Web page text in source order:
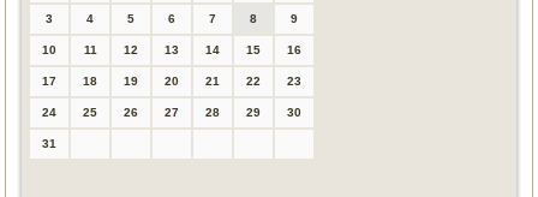
3 4 5 6 7 8 9
10 11 12 13 14 15 16
17 18 19 20 21 22 23
24 25 26 27 28 29 30
31